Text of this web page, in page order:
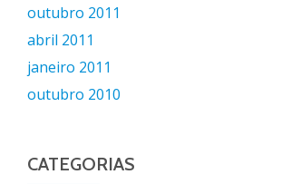
outubro 2011
abril 2011
janeiro 2011
outubro 2010
CATEGORIAS